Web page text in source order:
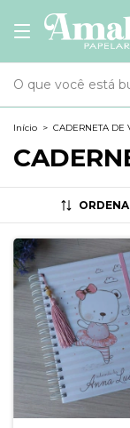
Início > CADERNETA DE